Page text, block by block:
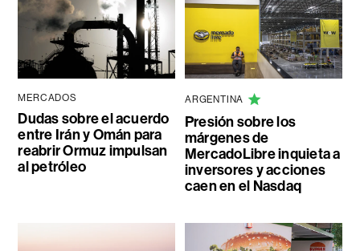
MERCADOS
Dudas sobre el acuerdo
entre Irán y Omán para
reabrir Ormuz impulsan
al petróleo
ARGENTINA
Presión sobre los
márgenes de
MercadoLibre inquieta a
inversores y acciones
caen en el Nasdaq